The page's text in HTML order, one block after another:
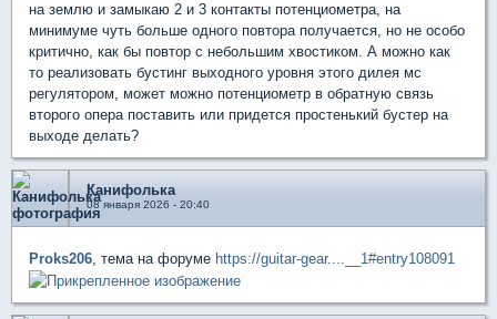
на землю и замыкаю 2 и 3 контакты потенциометра, на
минимуме чуть больше одного повтора получается, но не особо
критично, как бы повтор с небольшим хвостиком. А можно как
то реализовать бустинг выходного уровня этого дилея мс
регулятором, может можно потенциометр в обратную связь
второго опера поставить или придется простенький бустер на
выходе делать?
Канифолька
08 января 2026 - 20:40
Proks206, тема на форуме https://guitar-gear....__1#entry108091